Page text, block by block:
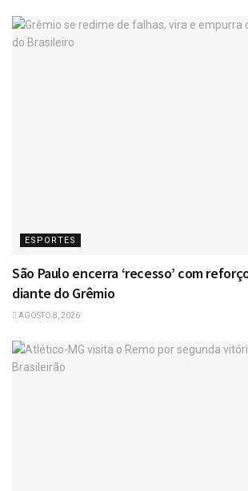
ESPORTES
São Paulo encerra ‘recesso’ com
diante do Grêmio
AGOSTO 8, 2026